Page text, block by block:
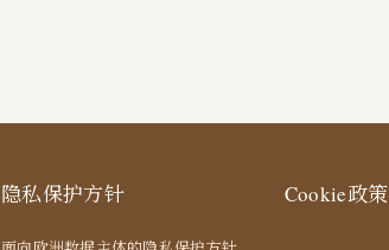
隐私保护方针 Cookie政策